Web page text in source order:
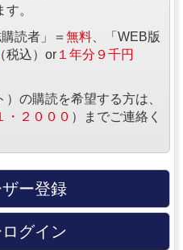
。
読者」＝ 無料 、「WEB版
（税込）or １年分９千円
の購読を希望する方は、
・２０００ ）までご連絡く
ー登録
グイン